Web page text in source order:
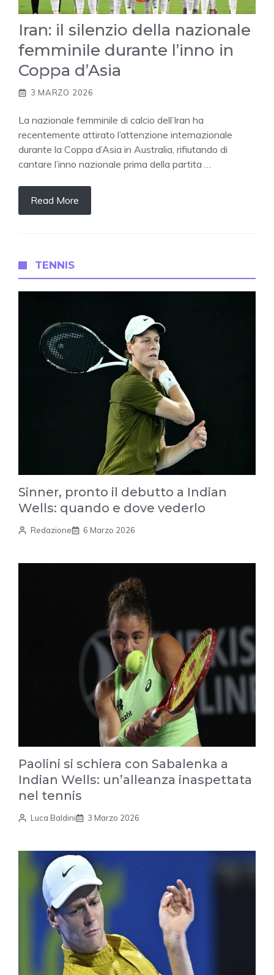
Iran: il silenzio della nazionale
femminile durante l’inno in
Coppa d’Asia
3 MARZO 2026
La nazionale femminile di calcio dell’Iran ha
recentemente attirato l’attenzione internazionale
durante la Coppa d’Asia in Australia, rifiutando di
cantare l’inno nazionale prima della partita …
Read More
TENNIS
Sinner, pronto il debutto a Indian
Wells: quando e dove vederlo
Redazione 6 Marzo 2026
Paolini si schiera con Sabalenka a
Indian Wells: un’alleanza inaspettata
nel tennis
Luca Baldini 3 Marzo 2026